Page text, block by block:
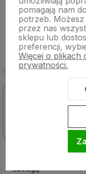
5
Z łatwością
obsługa.
w tym miesiącu
Perfekcyjna
Pierwszorzędna
zgodna z
opisem, w
obsługą.
pomagają nam
potrzeb.
przez nas
sklepu lub
preferencji,
Więcej o plikach
prywatności.